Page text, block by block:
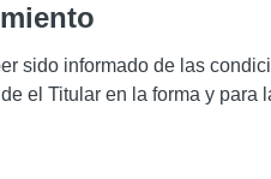
sido informado de las
el Titular en la forma y